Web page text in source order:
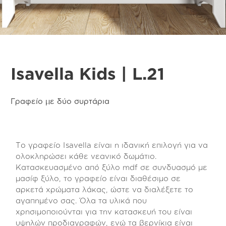
Isavella Kids | L.21
Γραφείο με δύο συρτάρια
Το γραφείο Isavella είναι η ιδανική επιλογή για να
ολοκληρώσει κάθε νεανικό δωμάτιο.
Κατασκευασμένο από ξύλο mdf σε συνδυασμό με
μασίφ ξύλο, το γραφείο είναι διαθέσιμο σε
αρκετά χρώματα λάκας, ώστε να διαλέξετε το
αγαπημένο σας. Όλα τα υλικά που
χρησιμοποιούνται για την κατασκευή του είναι
υψηλών προδιαγραφών, ενώ τα βερνίκια είναι